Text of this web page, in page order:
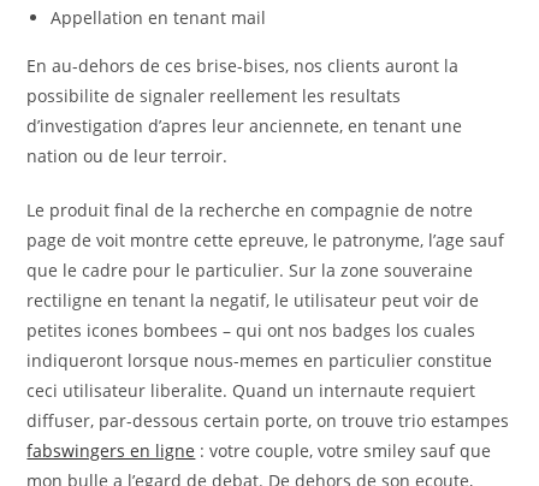
Appellation en tenant mail
En au-dehors de ces brise-bises, nos clients auront la
possibilite de signaler reellement les resultats
d’investigation d’apres leur anciennete, en tenant une
nation ou de leur terroir.
Le produit final de la recherche en compagnie de notre
page de voit montre cette epreuve, le patronyme, l’age sauf
que le cadre pour le particulier. Sur la zone souveraine
rectiligne en tenant la negatif, le utilisateur peut voir de
petites icones bombees – qui ont nos badges los cuales
indiqueront lorsque nous-memes en particulier constitue
ceci utilisateur liberalite. Quand un internaute requiert
diffuser, par-dessous certain porte, on trouve trio estampes
fabswingers en ligne : votre couple, votre smiley sauf que
mon bulle a l’egard de debat. De dehors de son ecoute,